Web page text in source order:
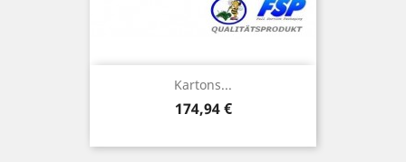
Kartons...
Preis
174,94 €